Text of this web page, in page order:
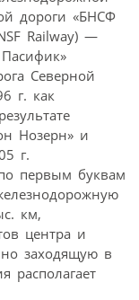
дороги «БНСФ
Railway) —
Северной
г. как
Нозерн» и
г.
первым буквам
км,
центра и
заходящую в
располагает